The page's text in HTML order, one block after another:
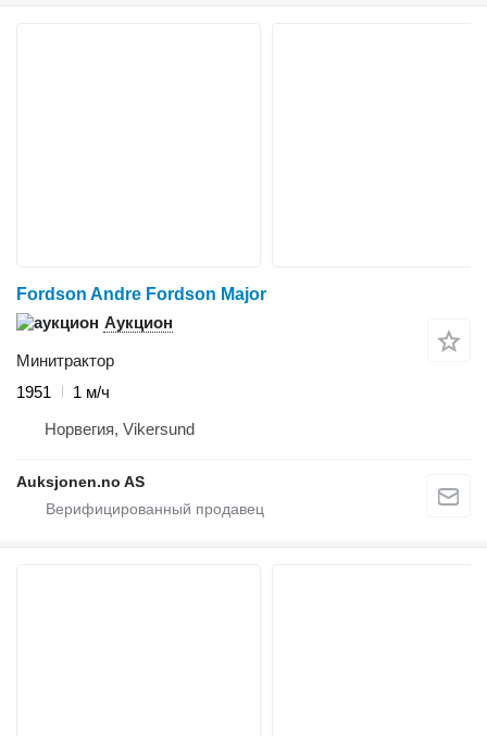
Fordson Andre Fordson Major
Аукцион
Минитрактор
1951
1 м/ч
Норвегия, Vikersund
Auksjonen.no AS